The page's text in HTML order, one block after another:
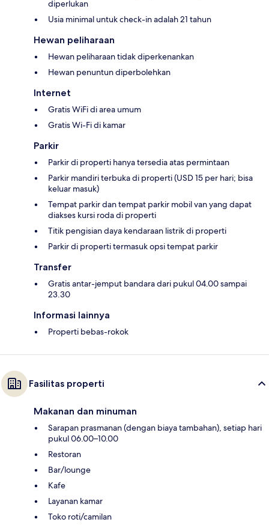
diperlukan
Usia minimal untuk check-in adalah 21 tahun
Hewan peliharaan
Hewan peliharaan tidak diperkenankan
Hewan penuntun diperbolehkan
Internet
Gratis WiFi di area umum
Gratis Wi-Fi di kamar
Parkir
Parkir di properti hanya tersedia atas permintaan
Parkir mandiri terbuka di properti (USD 15 per hari; bisa
keluar masuk)
Tempat parkir dan tempat parkir mobil van yang dapat
diakses kursi roda di properti
Titik pengisian daya kendaraan listrik di properti
Parkir di properti termasuk opsi tempat parkir
Transfer
Gratis antar-jemput bandara dari pukul 04.00 sampai
23.30
Informasi lainnya
Properti bebas-rokok
Fasilitas properti
Makanan dan minuman
Sarapan prasmanan (dengan biaya tambahan), setiap hari
pukul 06.00–10.00
Restoran
Bar/lounge
Kafe
Layanan kamar
Toko roti/camilan